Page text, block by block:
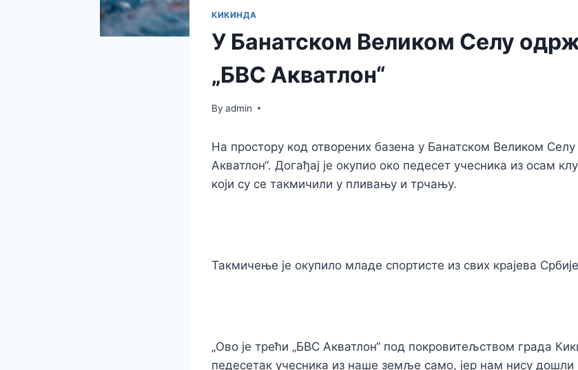
КИКИНДА
У Банатском Великом Селу
„БВС Акватлон“
By admin
На простору код отворених базена у Банатском Великом
Акватлон“. Догађај је окупио око педесет учесника из осам
који су се такмичили у пливању и трчању.
Такмичење је окупило младе спортисте из свих крајева
„Ово је трећи „БВС Акватлон“ под покровитељством града
педесетак учесника из наше земље само, јер нам нису дошли